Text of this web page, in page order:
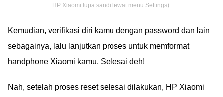
HP Xiaomi lupa sandi lewat menu Settings).
Kemudian, verifikasi diri kamu dengan password dan lain
sebagainya, lalu lanjutkan proses untuk memformat
handphone Xiaomi kamu. Selesai deh!
Nah, setelah proses reset selesai dilakukan, HP Xiaomi